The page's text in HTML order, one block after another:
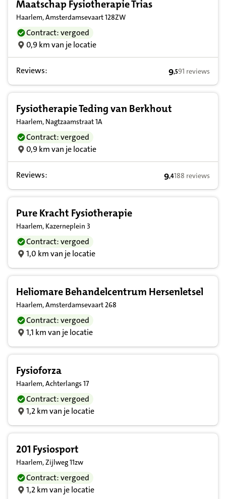
Maatschap Fysiotherapie Trias
Haarlem, Amsterdamsevaart 128ZW
Contract: vergoed
0,9 km van je locatie
Reviews: 9,5 op basis
9,591 reviews
Fysiotherapie Teding van Berkhout
Haarlem, Nagtzaamstraat 1A
Contract: vergoed
0,9 km van je locatie
Reviews: 9,4 op basis van
9,4188 reviews
Pure Kracht Fysiotherapie
Haarlem, Kazerneplein 3
Contract: vergoed
1,0 km van je locatie
Heliomare Behandelcentrum Hersenletsel
Haarlem, Amsterdamsevaart 268
Contract: vergoed
1,1 km van je locatie
Fysioforza
Haarlem, Achterlangs 17
Contract: vergoed
1,2 km van je locatie
201 Fysiosport
Haarlem, Zijlweg 11zw
Contract: vergoed
1,2 km van je locatie